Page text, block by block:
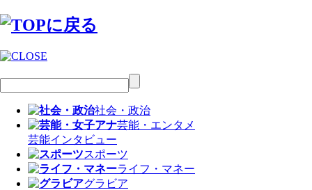
社会・政治
芸能・エンタメ
芸能インタビュー
スポーツ
ライフ・マネー
グラビア